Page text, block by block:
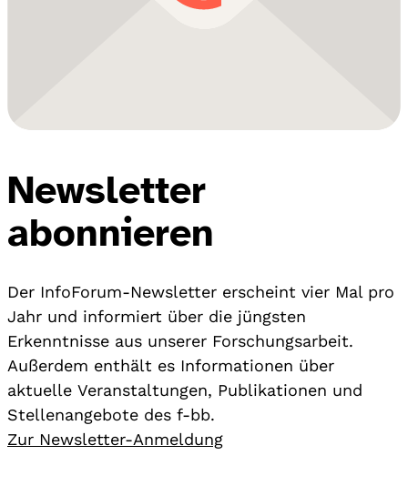
Newsletter
abonnieren
Der InfoForum-Newsletter erscheint vier Mal pro
Jahr und informiert über die jüngsten
Erkenntnisse aus unserer Forschungsarbeit.
Außerdem enthält es Informationen über
aktuelle Veranstaltungen, Publikationen und
Stellenangebote des f-bb.
Zur Newsletter-Anmeldung